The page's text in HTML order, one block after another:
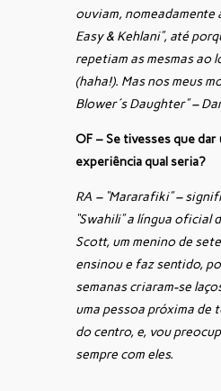
ouviam, nomeadamente
Easy & Kehlani”, até
repetiam as mesmas ao
(haha!). Mas nos meus
Blower´s Daughter” –
OF – Se tivesses que
experiência qual seria?
RA – “Mararafiki” –
“Swahili” a língua oficial
Scott, um menino de
ensinou e faz sentido,
semanas criaram-se
uma pessoa próxima de
do centro, e, vou
sempre com eles.